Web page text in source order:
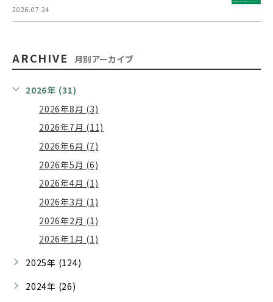
2026.07.24
ARCHIVE 月別アーカイブ
2026年 (31)
2026年8月 (3)
2026年7月 (11)
2026年6月 (7)
2026年5月 (6)
2026年4月 (1)
2026年3月 (1)
2026年2月 (1)
2026年1月 (1)
2025年 (124)
2024年 (26)